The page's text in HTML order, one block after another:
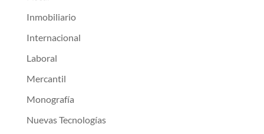
Inmobiliario
Internacional
Laboral
Mercantil
Monografía
Nuevas Tecnologías